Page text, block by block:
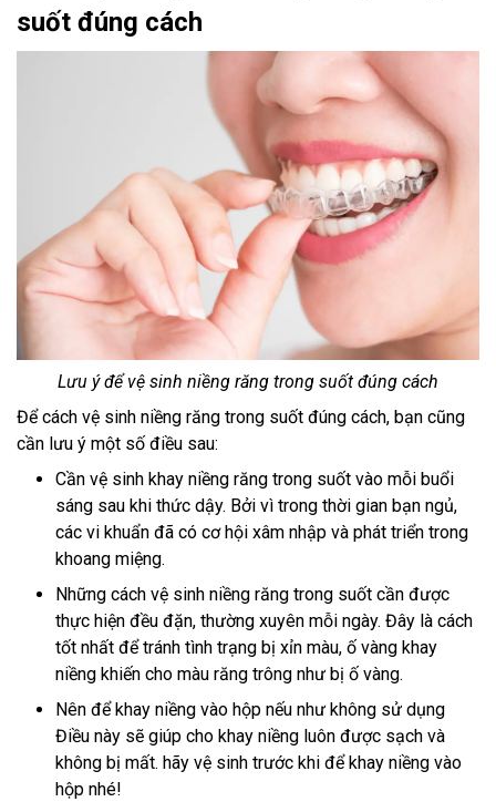
suốt đúng cách
Lưu ý để vệ sinh niềng răng trong suốt đúng cách
Để cách vệ sinh niềng răng trong suốt đúng cách, bạn cũng
cần lưu ý một số điều sau:
Cần vệ sinh khay niềng răng trong suốt vào mỗi buổi
sáng sau khi thức dậy. Bởi vì trong thời gian bạn ngủ,
các vi khuẩn đã có cơ hội xâm nhập và phát triển trong
khoang miệng.
Những cách vệ sinh niềng răng trong suốt cần được
thực hiện đều đặn, thường xuyên mỗi ngày. Đây là cách
tốt nhất để tránh tình trạng bị xỉn màu, ố vàng khay
niềng khiến cho màu răng trông như bị ố vàng.
Nên để khay niềng vào hộp nếu như không sử dụng
Điều này sẽ giúp cho khay niềng luôn được sạch và
không bị mất. hãy vệ sinh trước khi để khay niềng vào
hộp nhé!